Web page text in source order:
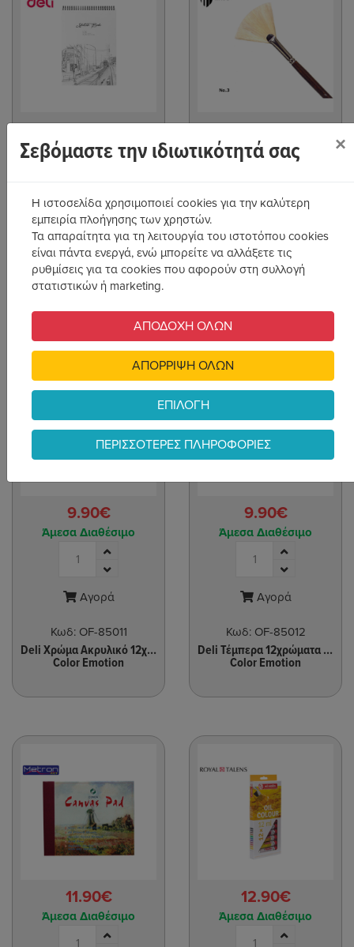
6.90€
Άμεσα Διαθέσιμο
Αγορά
Κωδ:77372
Deli Μπλοκ σχεδίου όρθιο
Α4 297x210mm 100gr 40Φ
6.90€
Χαμηλή Διαθεσιμότητα
Κωδ:78661
9.90€
Άμεσα Διαθέσιμο
Αγορά
Κωδ: OF-85011
Deli Χρώμα Ακρυλικό 12χρώματα 12ml
Color Emotion
9.90€
Άμεσα Διαθέσιμο
Αγορά
Κωδ: OF-85012
Deli Τέμπερα 12χρώματα 12ml
Color Emotion
11.90€
Άμεσα Διαθέσιμο
12.90€
Άμεσα Διαθέσιμο
Σεβόμαστε την ιδιωτικότητά σας ×
Η ιστοσελίδα χρησιμοποιεί cookies για την καλύτερη
εμπειρία πλοήγησης των χρηστών.
Τα απαραίτητα για τη λειτουργία του ιστοτόπου cookies
είναι πάντα ενεργά, ενώ μπορείτε να αλλάξετε τις
ρυθμίσεις για τα cookies που αφορούν στη συλλογή
στατιστικών ή marketing.
ΑΠΟΔΟΧΗ ΟΛΩΝ
ΑΠΟΡΡΙΨΗ ΟΛΩΝ
ΕΠΙΛΟΓΗ
ΠΕΡΙΣΣΟΤΕΡΕΣ ΠΛΗΡΟΦΟΡΙΕΣ